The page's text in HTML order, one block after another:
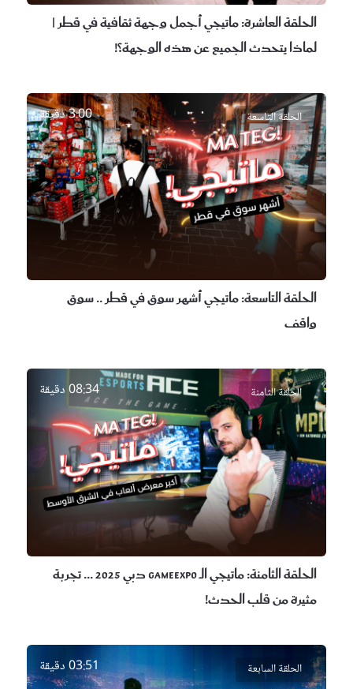
الحلقة العاشرة:ماتيجي أجمل وجهة ثقافية في قطر |
لماذا يتحدث الجميع عن هذه الوجهة؟!
الحلقة التاسعة 3:00 دقيقة
الحلقة التاسعة:ماتيجي أشهر سوق في قطر .. سوق
واقف
الحلقة الثامنة 08:34 دقيقة
الحلقة الثامنة:
ماتيجي الـ GameExpo دبي 2025 ... تجربة
مثيرة من قلب الحدث!
الحلقة السابعة 03:51 دقيقة